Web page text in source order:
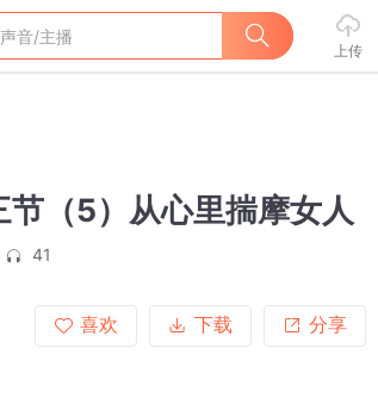
上传
（5）从心里揣摩女人
41
喜欢
下载 分享